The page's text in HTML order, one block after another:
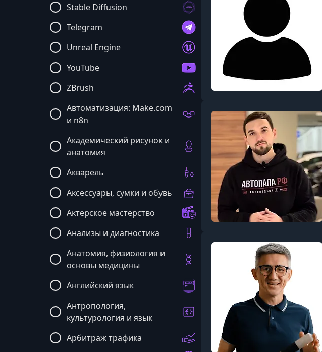
Stable Diffusion
Telegram
Unreal Engine
YouTube
ZBrush
Автоматизация: Make.com
и n8n
Академический рисунок и
анатомия
Акварель
Аксессуары, сумки и обувь
Актерское мастерство
Анализы и диагностика
Анатомия, физиология и
основы медицины
Английский язык
Антропология,
культурология и язык
Арбитраж трафика